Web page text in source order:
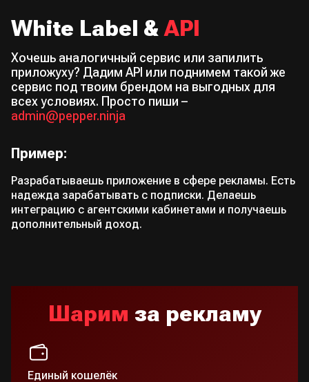
White Label &API
Хочешь аналогичный сервис или запилить
приложуху? Дадим API или поднимем такой же
сервис под твоим брендом на выгодных для
всех условиях. Просто пиши –
admin@pepper.ninja
Пример:
Разрабатываешь приложение в сфере рекламы. Есть
надежда зарабатывать с подписки. Делаешь
интеграцию с агентскими кабинетами и получаешь
дополнительный доход.
Шарим за рекламу
Единый кошелёк